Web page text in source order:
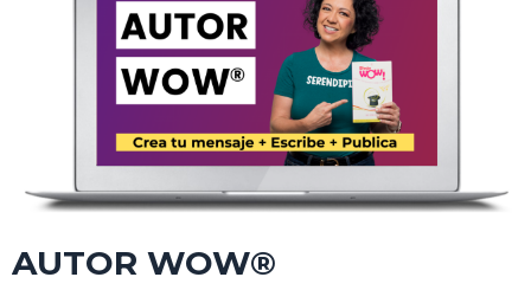
AUTOR WOW®